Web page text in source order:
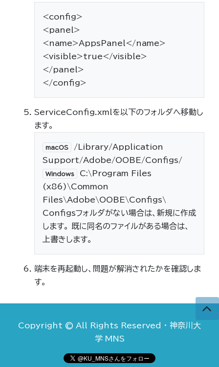
<config>
<panel>
<name>AppsPanel</name>
<visible>true</visible>
</panel>
</config>
ServiceConfig.xmlを以下のフォルダへ移動し
ます。
macOS
/Library/Application
Support/Adobe/OOBE/Configs/
Windows
C:\Program Files
(x86)\Common
Files\Adobe\OOBE\Configs\
Configsフォルダがない場合は、新規に作成
します。 既に同名のファイルがある場合は、
上書きします。
端末を再起動し、問題が解消されたかを確認しま
す。
Copyright © All Rights Reserved · 神奈川大
学 MNS